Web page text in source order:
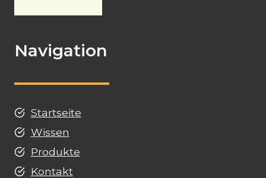
Navigation
Startseite
Wissen
Produkte
Kontakt